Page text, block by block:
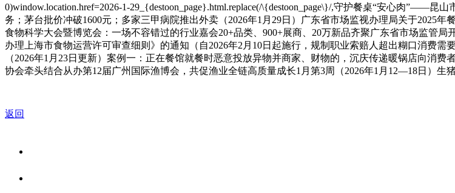
0)window.location.href=2026-1-29_{destoon_page}.html.replace(/\{destoon_page\}/,守护餐桌“安心肉”——
务；茅台批价冲破1600元；多家三甲病院推出外卖（2026年1月29日）广东省市场监视办理局关于2025
食物科学大会暨博览会：一场不容错过的行业嘉会20+品类、900+展商、20万新品齐聚广东省市场监管
办理上海市食物运营许可审查细则》的通知（自2026年2月10日起施行，规制职业索赔人超出糊口消费
（2026年1月23日更新）案例一：正在餐馆就餐时恶意投放异物并商家、财物的，沉庆传递暖锅店向消
协会牵头结合从办第12届广州国际渔博会，共促渔业全链高质量成长1月第3周（2026年1月12—18日）生
返回